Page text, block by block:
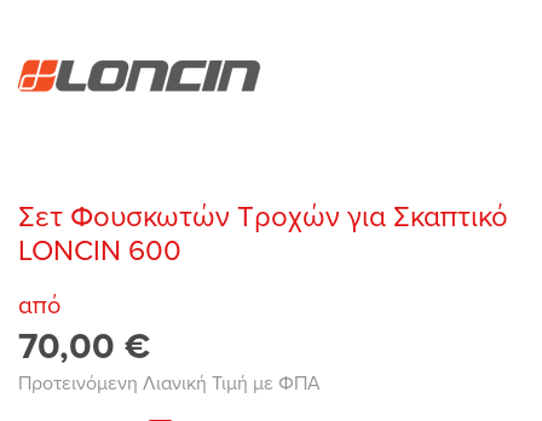
Σετ Φουσκωτών Τροχών για Σκαπτικό
LONCIN 600
από
70,00 €
Προτεινόμενη Λιανική Τιμή με ΦΠΑ